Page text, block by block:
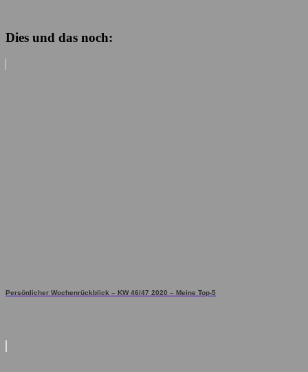
Dies und das noch:
Persönlicher Wochenrückblick – KW 46/47 2020 – Meine Top-5